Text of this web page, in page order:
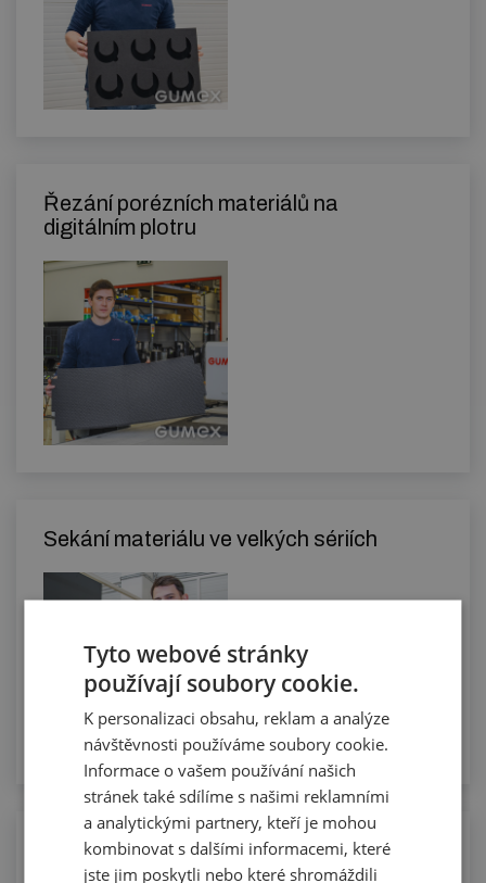
Řezání porézních materiálů na
digitálním plotru
Sekání materiálu ve velkých sériích
Tyto webové stránky
používají soubory cookie.
K personalizaci obsahu, reklam a analýze
návštěvnosti používáme soubory cookie.
Informace o vašem používání našich
stránek také sdílíme s našimi reklamními
a analytickými partnery, kteří je mohou
kombinovat s dalšími informacemi, které
jste jim poskytli nebo které shromáždili